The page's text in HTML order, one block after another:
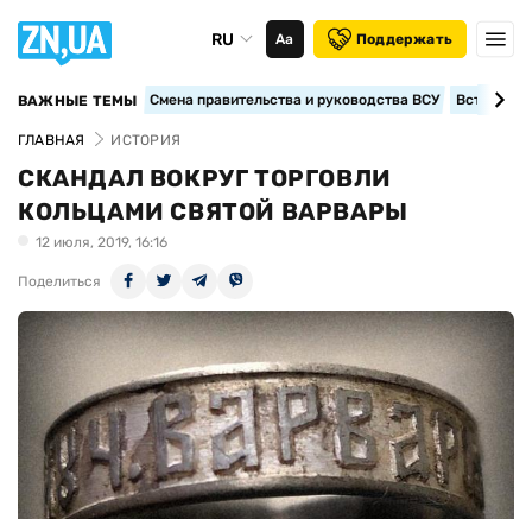
RU Аа Поддержать
ВАЖНЫЕ ТЕМЫ Смена правительства и руководства ВСУ
ГЛАВНАЯ ИСТОРИЯ
СКАНДАЛ ВОКРУГ ТОРГОВЛИ
КОЛЬЦАМИ СВЯТОЙ ВАРВАРЫ
12 июля, 2019, 16:16
Поделиться